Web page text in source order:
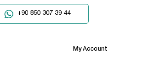
+90 850 307 39 44
My Account